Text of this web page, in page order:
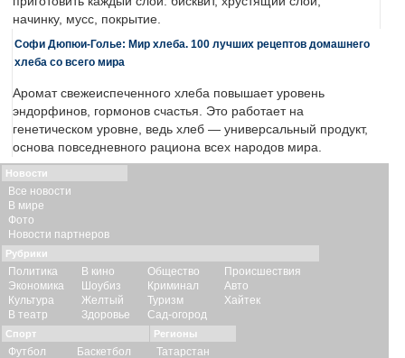
начинку, мусс, покрытие.
Софи Дюпюи-Голье: Мир хлеба. 100 лучших рецептов домашнего
хлеба со всего мира
Аромат свежеиспеченного хлеба повышает уровень
эндорфинов, гормонов счастья. Это работает на
генетическом уровне, ведь хлеб — универсальный продукт,
основа повседневного рациона всех народов мира.
Новости
Все новости
В мире
Фото
Новости партнеров
Рубрики
Политика
Экономика
Культура
В театр
В кино
Шоубиз
Желтый
Здоровье
Общество
Криминал
Туризм
Сад-огород
Происшествия
Авто
Хайтек
Спорт
Футбол Баскетбол
Регионы
Татарстан